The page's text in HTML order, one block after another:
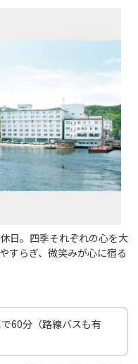
日。四季それぞれの心を大
すらぎ、微笑みが心に宿る
60分（路線バスも有